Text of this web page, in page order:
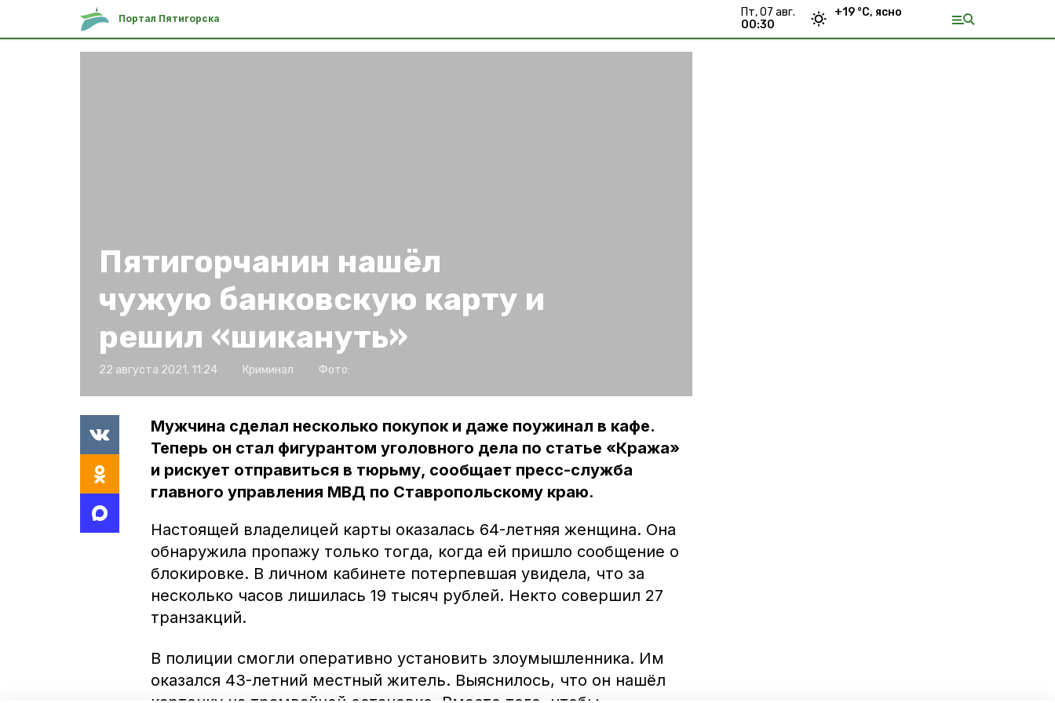
Портал Пятигорска
пт, 07 авг.
00:30
+19 °С, ясно
Пятигорчанин нашёл
чужую банковскую карту и
решил «шикануть»
22 августа 2021, 11:24 Криминал Фото:
Мужчина сделал несколько покупок и даже поужинал в кафе.
Теперь он стал фигурантом уголовного дела по статье «Кража»
и рискует отправиться в тюрьму, сообщает пресс-служба
главного управления МВД по Ставропольскому краю.
Настоящей владелицей карты оказалась 64-летняя женщина. Она
обнаружила пропажу только тогда, когда ей пришло сообщение о
блокировке. В личном кабинете потерпевшая увидела, что за
несколько часов лишилась 19 тысяч рублей. Некто совершил 27
транзакций.
В полиции смогли оперативно установить злоумышленника. Им
оказался 43-летний местный житель. Выяснилось, что он нашёл